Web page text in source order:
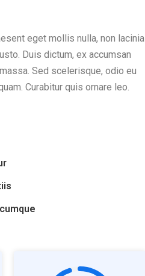
eget mollis nulla, non lacinia
Duis dictum, ex accumsan
Sed scelerisque, odio eu
Curabitur quis ornare leo.